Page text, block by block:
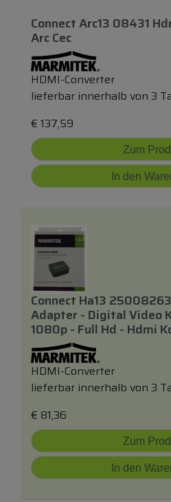
Connect Arc13 08431
Arc Cec
HDMI-Converter
lieferbar innerhalb von 3
€ 137,59
Zum
In den
Connect Ha13
Adapter - Digital Video
1080p - Full Hd - Hdmi
HDMI-Converter
lieferbar innerhalb von 3
€ 81,36
Zum
In den